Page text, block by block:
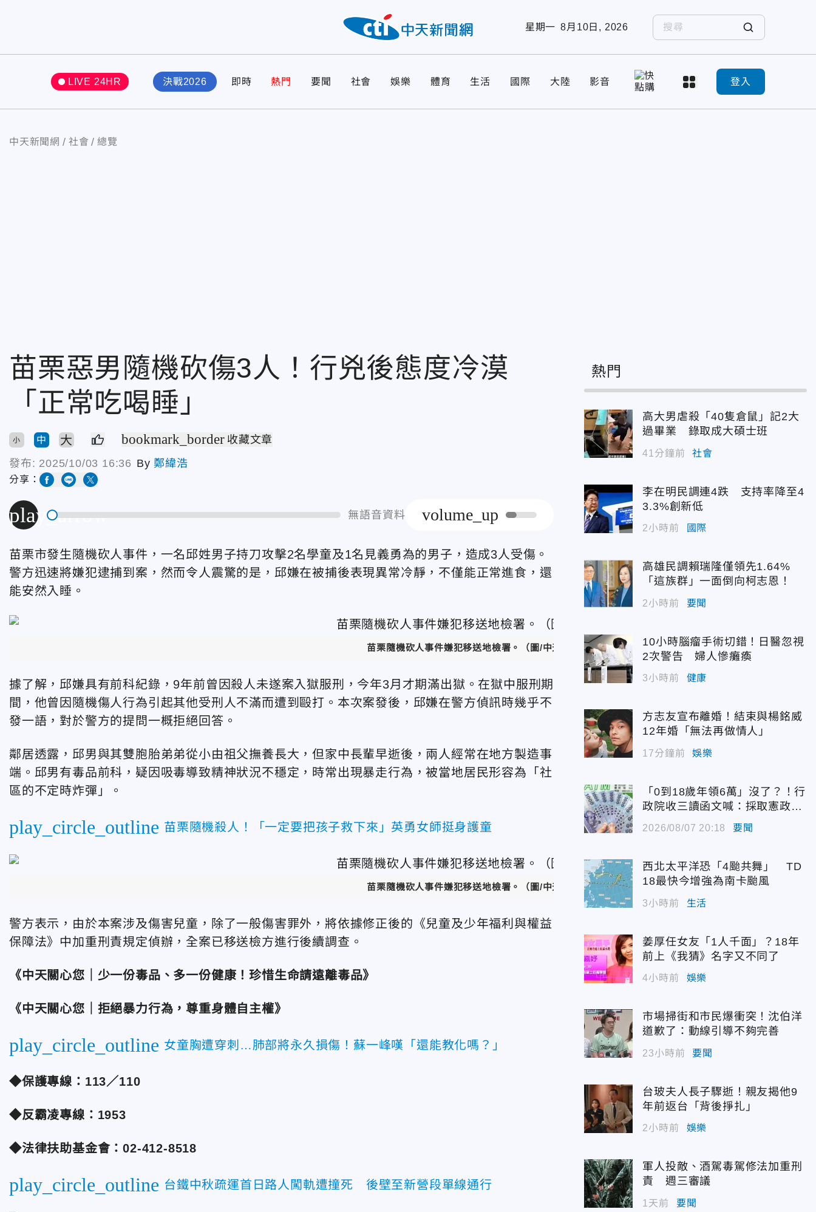
星期一 8月10日, 2026
LIVE 24HR 決戰2026 即時 熱門 要聞 社會 娛樂 體育 生活 國際 大陸 影音 登入
中天新聞網 社會 總覽
苗栗惡男隨機砍傷3人！行兇後態度冷漠
「正常吃喝睡」
小 中 大 bookmark_border 收藏文章
發布: 2025/10/03 16:36 By鄭緯浩
分享：
play_arrow 無語音資料 volume_up
苗栗市發生隨機砍人事件，一名邱姓男子持刀攻擊2名學童及1名見義勇為的男子，造成3人受傷。
警方迅速將嫌犯逮捕到案，然而令人震驚的是，邱嫌在被捕後表現異常冷靜，不僅能正常進食，還
能安然入睡。
苗栗隨機砍人事件嫌犯移送地檢署。（圖/中天新聞）
據了解，邱嫌具有前科紀錄，9年前曾因殺人未遂案入獄服刑，今年3月才期滿出獄。在獄中服刑期
間，他曾因隨機傷人行為引起其他受刑人不滿而遭到毆打。本次案發後，邱嫌在警方偵訊時幾乎不
發一語，對於警方的提問一概拒絕回答。
鄰居透露，邱男與其雙胞胎弟弟從小由祖父撫養長大，但家中長輩早逝後，兩人經常在地方製造事
端。邱男有毒品前科，疑因吸毒導致精神狀況不穩定，時常出現暴走行為，被當地居民形容為「社
區的不定時炸彈」。
play_circle_outline 苗栗隨機殺人！「一定要把孩子救下來」英勇女師挺身護童
苗栗隨機砍人事件嫌犯移送地檢署。（圖/中天新聞）
警方表示，由於本案涉及傷害兒童，除了一般傷害罪外，將依據修正後的《兒童及少年福利與權益
保障法》中加重刑責規定偵辦，全案已移送檢方進行後續調查。
《中天關心您｜少一份毒品、多一份健康！珍惜生命請遠離毒品》
《中天關心您｜拒絕暴力行為，尊重身體自主權》
play_circle_outline 女童胸遭穿刺…肺部將永久損傷！蘇一峰嘆「還能教化嗎？」
◆保護專線：113／110
◆反霸凌專線：1953
◆法律扶助基金會：02-412-8518
play_circle_outline 台鐵中秋疏運首日路人闖軌遭撞死 後壁至新營段單線通行
熱門
高大男虐殺「40隻倉鼠」記2大
過畢業 錄取成大碩士班
41分鐘前 社會
李在明民調連4跌 支持率降至4
3.3%創新低
2小時前 國際
高雄民調賴瑞隆僅領先1.64%
「這族群」一面倒向柯志恩！
2小時前 要聞
10小時腦瘤手術切錯！日醫忽視
2次警告 婦人慘癱瘓
3小時前 健康
方志友宣布離婚！結束與楊銘威
12年婚「無法再做情人」
17分鐘前 娛樂
「0到18歲年領6萬」沒了？！行
政院收三讀函文喊：採取憲政作
2026/08/07 20:18 要聞
西北太平洋恐「4颱共舞」 TD
18最快今增強為南卡颱風
3小時前 生活
姜厚任女友「1人千面」？18年
前上《我猜》名字又不同了
4小時前 娛樂
市場掃街和市民爆衝突！沈伯洋
道歉了：動線引導不夠完善
23小時前 要聞
台玻夫人長子驟逝！親友揭他9
年前返台「背後掙扎」
2小時前 娛樂
軍人投敵、酒駕毒駕修法加重刑
責 週三審議
1天前 要聞